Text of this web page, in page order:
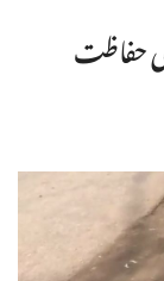
حفاظت